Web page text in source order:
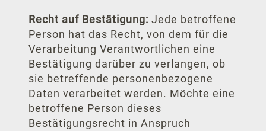
Recht auf Bestätigung: Jede betroffene
Person hat das Recht, von dem für die
Verarbeitung Verantwortlichen eine
Bestätigung darüber zu verlangen, ob
sie betreffende personenbezogene
Daten verarbeitet werden. Möchte eine
betroffene Person dieses
Bestätigungsrecht in Anspruch